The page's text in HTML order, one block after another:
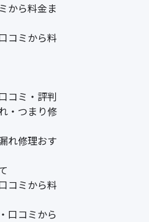
から料金ま
コミから料
コミ・評判
・つまり修
れ修理おす
コミから料
口コミから